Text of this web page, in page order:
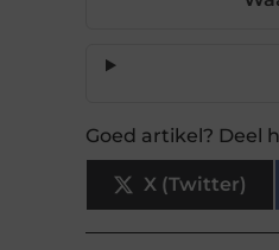
Goed artikel? Deel
X (Twitter)